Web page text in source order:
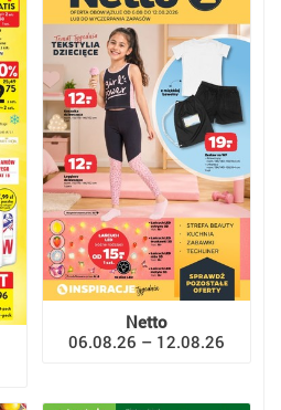
Netto
06.08.26 – 12.08.26